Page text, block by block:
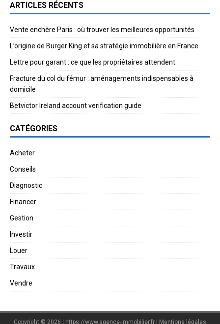
ARTICLES RÉCENTS
Vente enchère Paris : où trouver les meilleures opportunités
L’origine de Burger King et sa stratégie immobilière en France
Lettre pour garant : ce que les propriétaires attendent
Fracture du col du fémur : aménagements indispensables à
domicile
Betvictor Ireland account verification guide
CATÉGORIES
Acheter
Conseils
Diagnostic
Financer
Gestion
Investir
Louer
Travaux
Vendre
Copyright © 2026 | https://www.agence-immobilier.fr Mentions légales